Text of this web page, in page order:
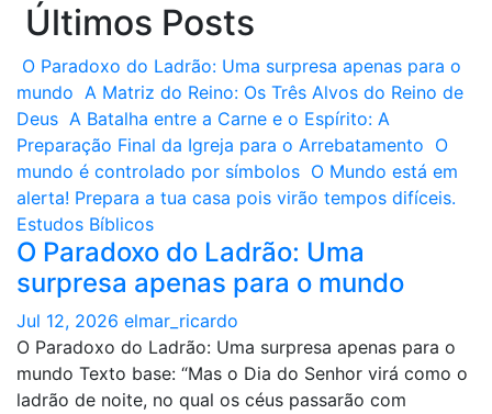
Últimos Posts
O Paradoxo do Ladrão: Uma surpresa apenas para o
mundo A Matriz do Reino: Os Três Alvos do Reino de
Deus A Batalha entre a Carne e o Espírito: A
Preparação Final da Igreja para o Arrebatamento O
mundo é controlado por símbolos O Mundo está em
alerta! Prepara a tua casa pois virão tempos difíceis.
Estudos Bíblicos
O Paradoxo do Ladrão: Uma
surpresa apenas para o mundo
Jul 12, 2026 elmar_ricardo
O Paradoxo do Ladrão: Uma surpresa apenas para o
mundo Texto base: “Mas o Dia do Senhor virá como o
ladrão de noite, no qual os céus passarão com